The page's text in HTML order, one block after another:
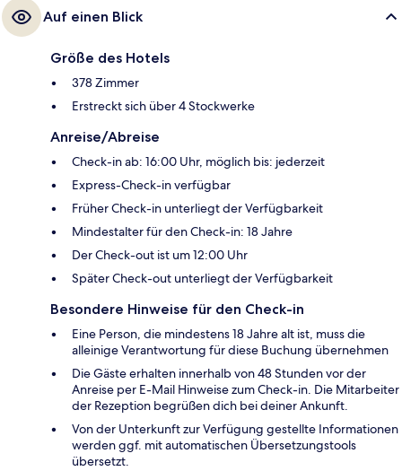
Auf einen Blick
Größe des Hotels
378 Zimmer
Erstreckt sich über 4 Stockwerke
Anreise/Abreise
Check-in ab: 16:00 Uhr, möglich bis: jederzeit
Express-Check-in verfügbar
Früher Check-in unterliegt der Verfügbarkeit
Mindestalter für den Check-in: 18 Jahre
Der Check-out ist um 12:00 Uhr
Später Check-out unterliegt der Verfügbarkeit
Besondere Hinweise für den Check-in
Eine Person, die mindestens 18 Jahre alt ist, muss die
alleinige Verantwortung für diese Buchung übernehmen
Die Gäste erhalten innerhalb von 48 Stunden vor der
Anreise per E-Mail Hinweise zum Check-in. Die Mitarbeiter
der Rezeption begrüßen dich bei deiner Ankunft.
Von der Unterkunft zur Verfügung gestellte Informationen
werden ggf. mit automatischen Übersetzungstools
übersetzt.